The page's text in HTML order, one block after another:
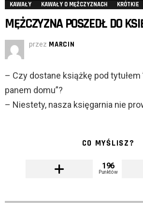
KAWAŁY KAWAŁY O MĘŻCZYZNACH KRÓTKIE
MĘŻCZYZNA POSZEDŁ DO
przez MARCIN
– Czy dostane książkę pod tytułem
panem domu”?
– Niestety, nasza księgarnia nie
CO MYŚLISZ?
196
Punktów